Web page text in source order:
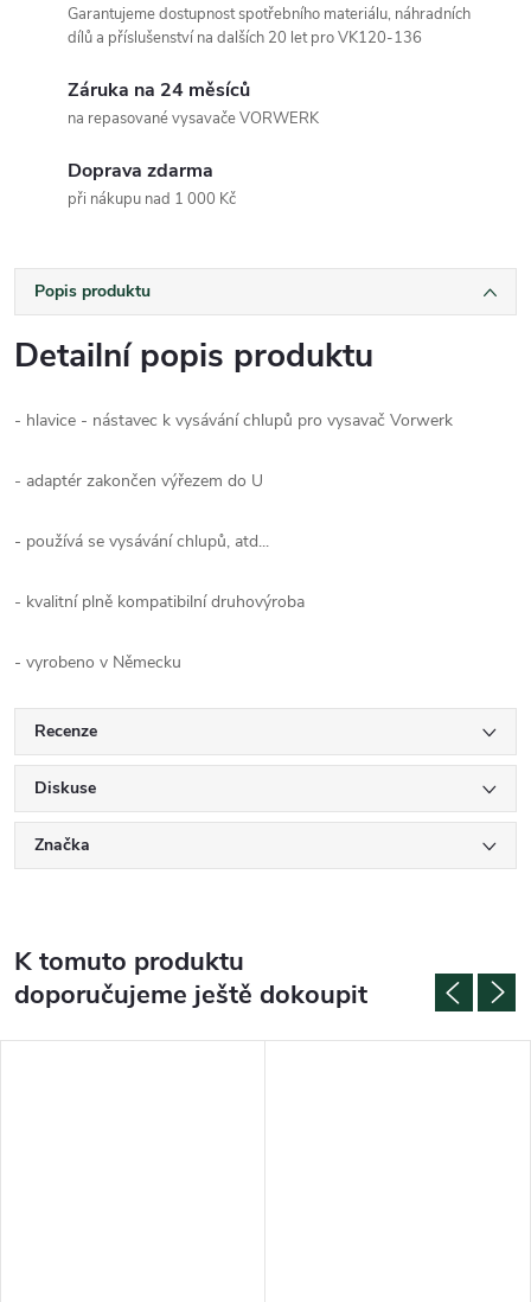
Garantujeme dostupnost spotřebního materiálu, náhradních
dílů a příslušenství na dalších 20 let pro VK120-136
Záruka na 24 měsíců
na repasované vysavače VORWERK
Doprava zdarma
při nákupu nad 1 000 Kč
Popis produktu
Detailní popis produktu
- hlavice - nástavec k vysávání chlupů pro vysavač Vorwerk
- adaptér zakončen výřezem do U
- používá se vysávání chlupů, atd...
- kvalitní plně kompatibilní druhovýroba
- vyrobeno v Německu
Recenze
Diskuse
Značka
K tomuto produktu
doporučujeme ještě dokoupit